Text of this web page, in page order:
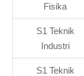
Fisika
S1 Teknik
Industri
S1 Teknik